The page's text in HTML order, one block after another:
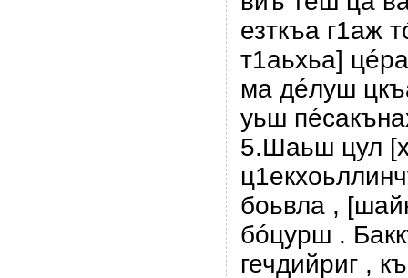
езткъа г1аж
т1аьхьа]
ма дéлyш
уьш
5.Шаьш цул
боьвла ,
бóцурш .
гечдийриг ,